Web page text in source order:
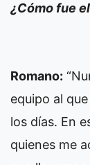
¿Cómo fue
Romano:
equipo al
los días. En
quienes me